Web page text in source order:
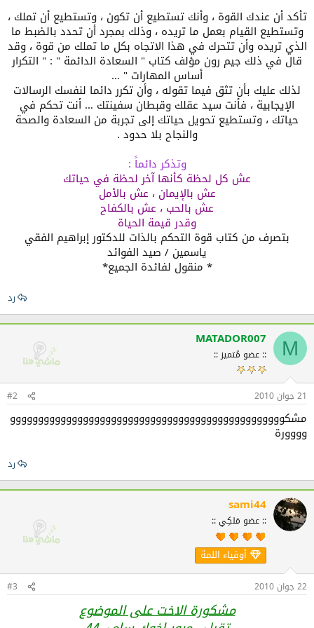
تأكد أن عندك القوة ، وأنك تستطيع أن تكون ، وتستطيع أن تملك ،
وتستطيع القيام بعمل ما تريده ، وذلك بمجرد أن تحدد بالضبط ما
الذي تريده وأن تتحرك في هذا الاتجاه بكل ما تملك من قوة ، وقد
قال في ذلك جيم رون مؤلف كتاب " السعادة الدائمة " : " التكرار
أساس المهارات " …
لذلك عليك بأن تثق فيما تقوله ، وأن تكرر دائما لنفسك الرسالات
الإيجابية ، فأنت سيد عقلك وقبطان سفينتك … أنت تحكم في
حياتك ، وتستطيع تحويل حياتك إلى تجربة من السعادة والصحة
والنجاح بلا حدود .
وتذكر دائماً :
عش كل لحظة كأنها آخر لحظة في حياتك
عش بالإيمان ، عش بالأمل
عش بالحب ، عش بالكفاح
وقدر قيمة الحياة
بتصرف من كتاب قوة التحكم بالذات للدكتور إبراهيم الفقي
ياسمين / صيد الفوائد​
* منقول لفائدة الجميع*​
رد
M
MATADOR007
:: عضو مُتميز ::
21 جوان 2010 #2
مشكووووووووووووووووووووووووووووووووووووووووووووووووو
وووورة
رد
sami44
:: عضو مَلكِي ::
أوفياء اللمة
22 جوان 2010 #3
مشكورة الاخت على الموضوع